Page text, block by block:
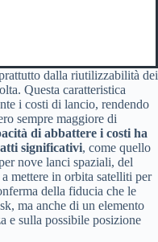
dalla riutilizzabilità dei
Questa caratteristica
i costi di lancio, rendendo
sempre maggiore di
di abbattere i costi ha
significativi, come quello
nove lanci spaziali, del
mettere in orbita satelliti per
della fiducia che le
ma anche di un elemento
e sulla possibile posizione